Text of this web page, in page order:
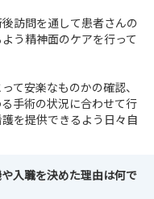
訪問を通して患者さんの
う精神面のケアを行って
て安楽なものかの確認、
手術の状況に合わせて行
を提供できるよう日々自
入職を決めた理由は何で